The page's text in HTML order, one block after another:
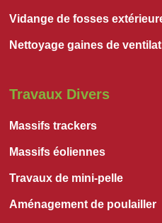
Vidange de fosses
Nettoyage gaines de
Travaux Divers
Massifs trackers
Massifs éoliennes
Travaux de mini-pelle
Aménagement de poulailler